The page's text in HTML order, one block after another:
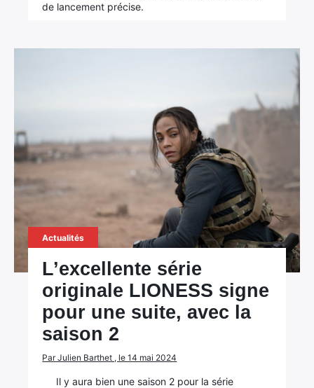
de lancement précise.
Actualités
L’excellente série
originale LIONESS signe
pour une suite, avec la
saison 2
Par Julien Barthet , le 14 mai 2024
Il y aura bien une saison 2 pour la série